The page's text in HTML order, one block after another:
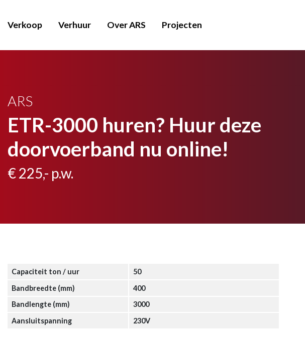
Verkoop Verhuur Over ARS Projecten
ARS
ETR-3000 huren? Huur deze
doorvoerband nu online!
€ 225,- p.w.
Capaciteit ton / uur
50
Bandbreedte (mm)
400
Bandlengte (mm)
3000
Aansluitspanning
230V